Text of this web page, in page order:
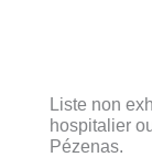
Liste non
hospitalier
Pézenas.